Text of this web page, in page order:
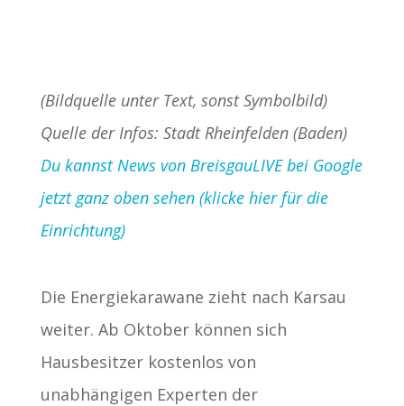
(Bildquelle unter Text, sonst Symbolbild)
Quelle der Infos: Stadt Rheinfelden (Baden)
Du kannst News von BreisgauLIVE bei Google
jetzt ganz oben sehen (klicke hier für die
Einrichtung)
Die Energiekarawane zieht nach Karsau
weiter. Ab Oktober können sich
Hausbesitzer kostenlos von
unabhängigen Experten der